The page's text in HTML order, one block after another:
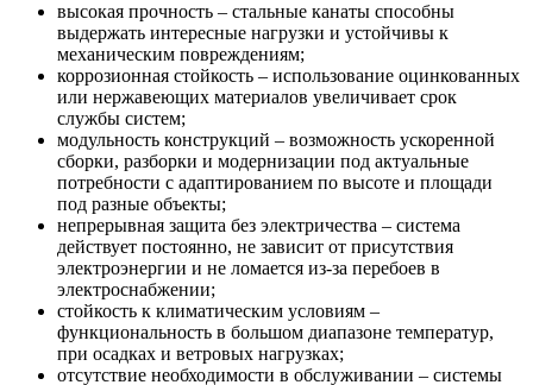
высокая прочность – стальные канаты способны
выдержать интересные нагрузки и устойчивы к
механическим повреждениям;
коррозионная стойкость – использование оцинкованных
или нержавеющих материалов увеличивает срок
службы систем;
модульность конструкций – возможность ускоренной
сборки, разборки и модернизации под актуальные
потребности с адаптированием по высоте и площади
под разные объекты;
непрерывная защита без электричества – система
действует постоянно, не зависит от присутствия
электроэнергии и не ломается из-за перебоев в
электроснабжении;
стойкость к климатическим условиям –
функциональность в большом диапазоне температур,
при осадках и ветровых нагрузках;
отсутствие необходимости в обслуживании – системы